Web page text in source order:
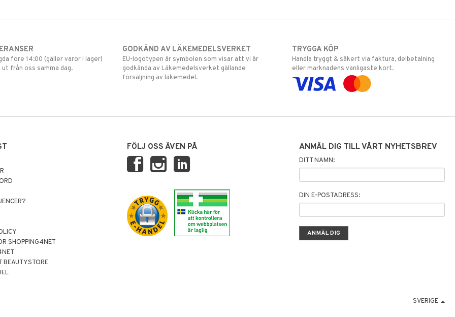
före 14:00 (gäller varor i lager)
från oss samma dag.
GODKÄND AV LÄKEMEDELSVERKET
EU-logotypen är symbolen som visar att vi är
godkända av Läkemedelsverket gällande
försäljning av läkemedel.
TRYGGA KÖP
Handla tryggt & säkert via faktura, delbetalning
eller marknadens vanligaste kort.
SHOPPING4NET
BEAUTYSTORE
FÖLJ OSS ÄVEN PÅ ANMÄL DIG TILL VÅRT NYHETSBREV
DITT NAMN:
DIN E-POSTADRESS:
SVERIGE